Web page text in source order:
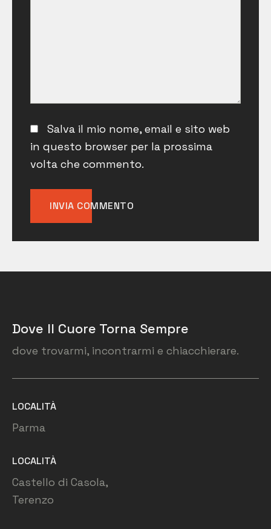
Salva il mio nome, email e sito web
in questo browser per la prossima
volta che commento.
Dove Il Cuore Torna Sempre
dove trovarmi, incontrarmi e chiacchierare.
LOCALITÀ
Parma
LOCALITÀ
Castello di Casola,
Terenzo